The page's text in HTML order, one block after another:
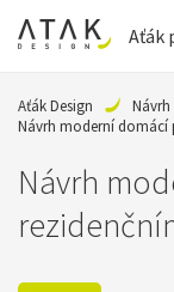
Aťák
Aťák Design
Návrh moderní domácí
Návrh